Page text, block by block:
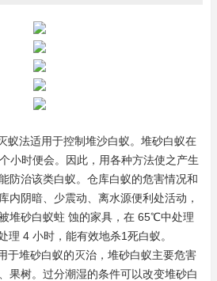
蚁法适用于控制堆沙白蚁。堆砂白蚁在
小时便会。因此，用各种方法使之产生
防治该类白蚁。仓库白蚁的危害情况和
内阴暗、少震动、离水源便利处活动，
堆砂白蚁蛀 蚀的家具，在 65℃中处理
4 小时，能有效地杀1死白蚁。
于堆砂白蚁的灭治，堆砂白蚁主要危害
果树。过分潮湿的条件可以改变堆砂白